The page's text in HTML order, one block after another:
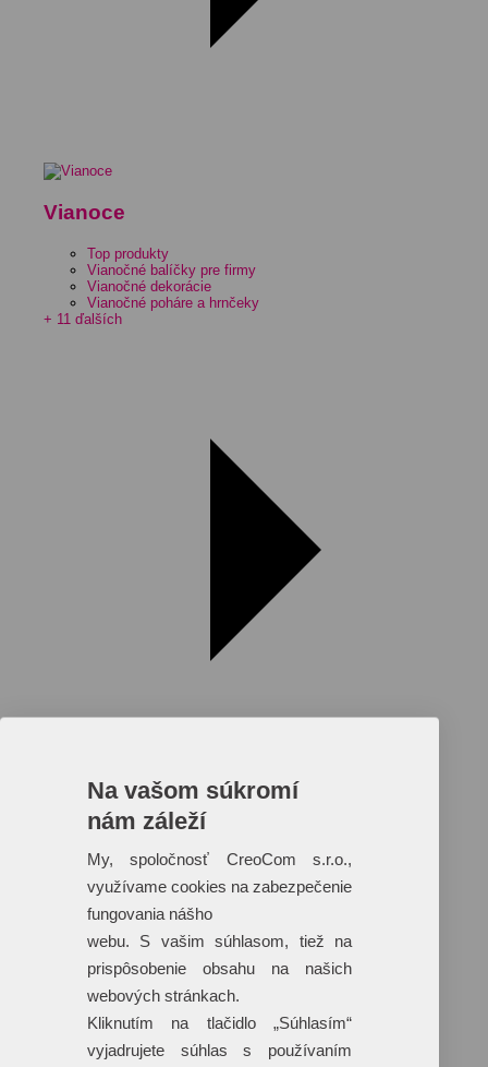
Vianoce
Top produkty
Vianočné balíčky pre firmy
Vianočné dekorácie
Vianočné poháre a hrnčeky
+ 11 ďalších
Reklamné predmety s plnofarebnou
potlačou
Dáždniky
Tašky
Hračky
Klobúky
Na vašom súkromí
nám záleží
My, spoločnosť CreoCom s.r.o.,
využívame cookies na zabezpečenie
fungovania nášho
webu. S vašim súhlasom, tiež na
prispôsobenie obsahu na našich
webových stránkach.
Kliknutím na tlačidlo „Súhlasím“
vyjadrujete súhlas s používaním